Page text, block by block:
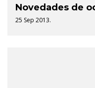
Novedades de
25 Sep 2013.